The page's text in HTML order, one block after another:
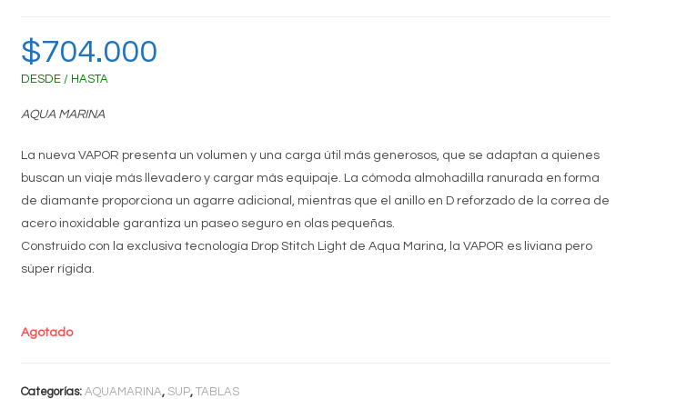
$704.000
DESDE / HASTA
AQUA MARINA
La nueva VAPOR presenta un volumen y una carga útil más generosos, que se adaptan a quienes
buscan un viaje más llevadero y cargar más equipaje. La cómoda almohadilla ranurada en forma
de diamante proporciona un agarre adicional, mientras que el anillo en D reforzado de la correa de
acero inoxidable garantiza un paseo seguro en olas pequeñas.
Construido con la exclusiva tecnología Drop Stitch Light de Aqua Marina, la VAPOR es liviana pero
súper rígida.
Agotado
Categorías: AQUAMARINA, SUP, TABLAS